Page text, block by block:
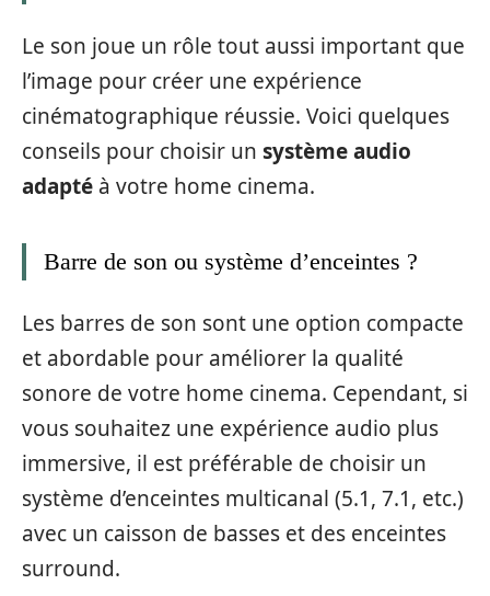
Le son joue un rôle tout aussi important que
l’image pour créer une expérience
cinématographique réussie. Voici quelques
conseils pour choisir un système audio
adapté à votre home cinema.
Barre de son ou système d’enceintes ?
Les barres de son sont une option compacte
et abordable pour améliorer la qualité
sonore de votre home cinema. Cependant, si
vous souhaitez une expérience audio plus
immersive, il est préférable de choisir un
système d’enceintes multicanal (5.1, 7.1, etc.)
avec un caisson de basses et des enceintes
surround.